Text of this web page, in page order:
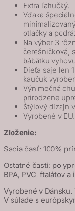
Extra ľahučký.
Vďaka
otlačky a
Na výber 3
čerešničková,
bábätku
Dieťa saje len
kaučuk
Výnimočná
prirodzene
Štýlový dizajn
Vyrobené v EU.
Zloženie:
Sacia časť: 100%
Ostatné časti:
BPA, PVC, ftalátov
Vyrobené v Dánsku.
V súlade s